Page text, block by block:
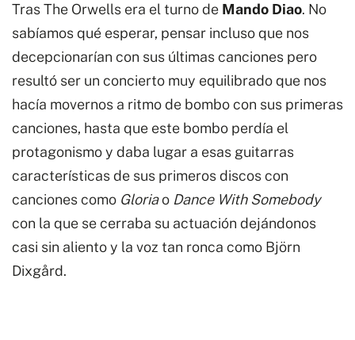
Tras The Orwells era el turno de Mando Diao. No
sabíamos qué esperar, pensar incluso que nos
decepcionarían con sus últimas canciones pero
resultó ser un concierto muy equilibrado que nos
hacía movernos a ritmo de bombo con sus primeras
canciones, hasta que este bombo perdía el
protagonismo y daba lugar a esas guitarras
características de sus primeros discos con
canciones como Gloriao Dance With Somebody
con la que se cerraba su actuación dejándonos
casi sin aliento y la voz tan ronca como Björn
Dixgård.